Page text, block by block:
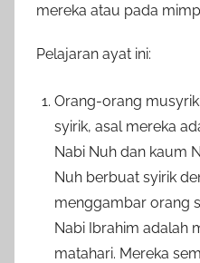
mereka atau pada
Pelajaran ayat ini:
Orang-orang
syirik, asal mereka
Nabi Nuh dan kaum
Nuh berbuat syirik
menggambar orang
Nabi Ibrahim adalah
matahari. Mereka